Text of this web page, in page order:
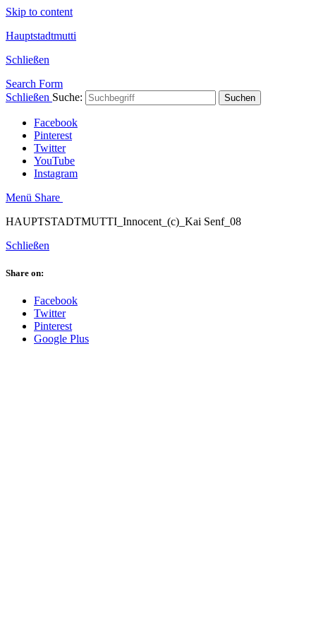
Skip to content
Hauptstadtmutti
Schließen
Search Form
Schließen Suche: Suchen
Facebook
Pinterest
Twitter
YouTube
Instagram
Menü Share
HAUPTSTADTMUTTI_Innocent_(c)_Kai Senf_08
Schließen
Share on:
Facebook
Twitter
Pinterest
Google Plus